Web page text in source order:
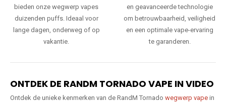
bieden onze wegwerp vapes
duizenden puffs. Ideaal voor
lange dagen, onderweg of op
vakantie.
en geavanceerde technologie
om betrouwbaarheid, veiligheid
en een optimale vape-ervaring
te garanderen.
ONTDEK DE RANDM TORNADO VAPE IN VIDEO
Ontdek de unieke kenmerken van de RandM Tornado wegwerp vape in